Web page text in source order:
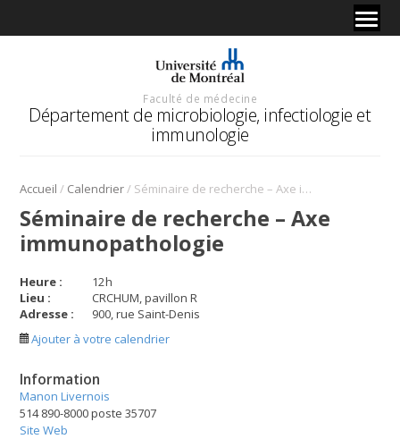
Faculté de médecine
Département de microbiologie, infectiologie et
immunologie
Accueil / Calendrier/ Séminaire de recherche – Axe immunopathologie
Séminaire de recherche – Axe
immunopathologie
Heure : 12h
Lieu :
CRCHUM, pavillon R
Adresse :
900, rue Saint-Denis
Ajouter à votre calendrier
Information
Manon Livernois
514 890-8000 poste 35707
Site Web